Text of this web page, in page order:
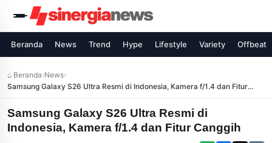
Beranda News Trend Hype Lifestyle Variety Offbeat
⌂ Beranda›News›
Samsung Galaxy S26 Ultra Resmi di Indonesia, Kamera f/1.4 dan Fitur
Canggih
Samsung Galaxy S26 Ultra Resmi di
Indonesia, Kamera f/1.4 dan Fitur Canggih